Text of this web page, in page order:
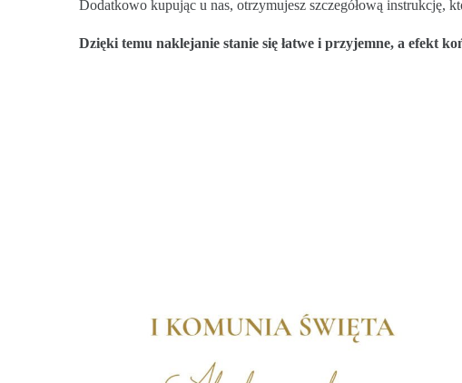
Dodatkowo kupując u nas, otrzymujesz szczegółową instrukcję,
Dzięki temu naklejanie stanie się łatwe i przyjemne, a efekt